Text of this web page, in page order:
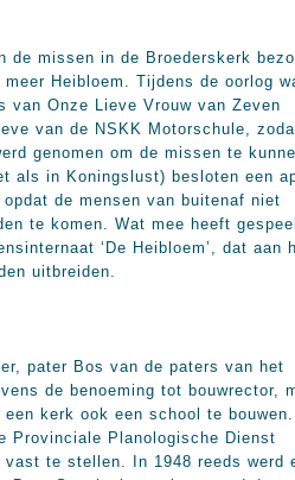
de missen in de Broederskerk
Heibloem. Tijdens de oorlog
van Onze Lieve Vrouw van Zeven
van de NSKK Motorschule,
genomen om de missen te
als in Koningslust) besloten een
de mensen van buitenaf niet
te komen. Wat mee heeft
‘De Heibloem’, dat aan
uitbreiden.
pater Bos van de paters van het
de benoeming tot bouwrector,
kerk ook een school te bouwen.
Provinciale Planologische Dienst
vast te stellen. In 1948 reeds werd